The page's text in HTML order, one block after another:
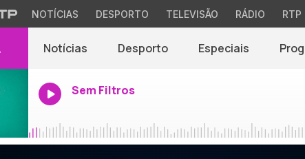
NOTÍCIAS DESPORTO TELEVISÃO RÁDIO RTP
Notícias Desporto Especiais
Sem Filtros